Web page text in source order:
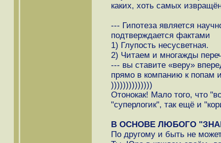
каких, хоть самых
--- Гипотеза является
подтверждается фактами
1) Глупость несусветная.
2) Читаем и многажды
--- вы ставите «веру»
прямо в компанию к попам
))))))))))))))
Отонокак! Мало того, что
"суперлогик", так ещё и
В ОСНОВЕ ЛЮБОГО
По другому и быть не